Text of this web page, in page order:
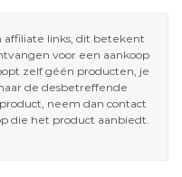
links, dit betekent
voor een aankoop
zelf géén producten, je
de desbetreffende
neem dan contact
die het product aanbiedt.